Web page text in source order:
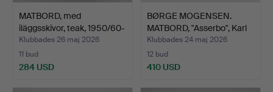
MATBORD, med
iläggsskivor, teak, 1950/60-
t…
Klubbades 26 maj 2026
11 bud
284 USD
BØRGE MOGENSEN.
MATBORD, "Asserbo", Karl
A…
Klubbades 24 maj 2026
12 bud
410 USD